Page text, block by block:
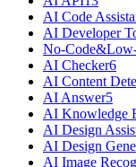
AI Code
AI Developer
No-
AI Checker6
AI Content
AI Answer5
AI Knowledge
AI Design
AI Design
AI Image